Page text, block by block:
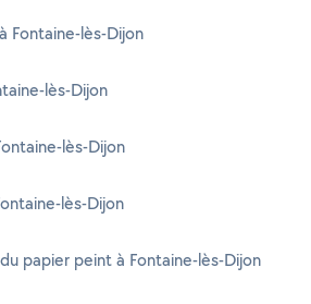
Fontaine-lès-Dijon
lès-Dijon
lès-Dijon
lès-Dijon
papier peint à Fontaine-lès-Dijon